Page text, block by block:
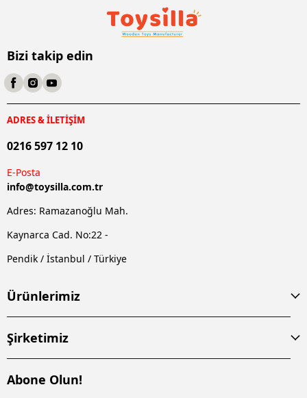
Bizi takip edin
ADRES & İLETİŞİM
0216 597 12 10
E-Posta
info@toysilla.com.tr
Adres: Ramazanoğlu Mah.
Kaynarca Cad. No:22 -
Pendik / İstanbul / Türkiye
Ürünlerimiz
Şirketimiz
Abone Olun!